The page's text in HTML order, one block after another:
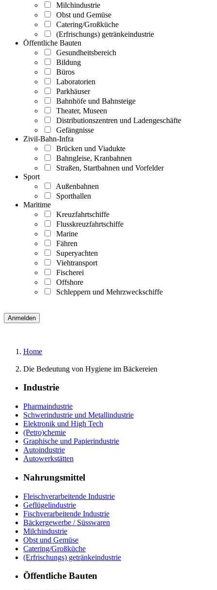
Milchindustrie
Obst und Gemüse
Catering/Großküche
(Erfrischungs) getränkeindustrie
Öffentliche Bauten
Gesundheitsbereich
Bildung
Büros
Laboratorien
Parkhäuser
Bahnhöfe und Bahnsteige
Theater, Museen
Distributionszentren und Ladengeschäfte
Gefängnisse
Zivil-Bahn-Infra
Brücken und Viadukte
Bahngleise, Kranbahnen
Straßen, Startbahnen und Vorfelder
Sport
Außenbahnen
Sporthallen
Maritime
Kreuzfahrtschiffe
Flusskreuzfahrtschiffe
Marine
Fähren
Superyachten
Viehtransport
Fischerei
Offshore
Schleppern und Mehrzweckschiffe
Home
Die Bedeutung von Hygiene im Bäckereien
Industrie
Pharmaindustrie
Schwerindustrie und Metallindustrie
Elektronik und High Tech
(Petro)chemie
Graphische und Papierindustrie
Autoindustrie
Autowerkstätten
Nahrungsmittel
Fleischverarbeitende Industrie
Geflügelindustrie
Fischverarbeitende Industrie
Bäckergewerbe / Süsswaren
Milchindustrie
Obst und Gemüse
Catering/Großküche
(Erfrischungs) getränkeindustrie
Öffentliche Bauten